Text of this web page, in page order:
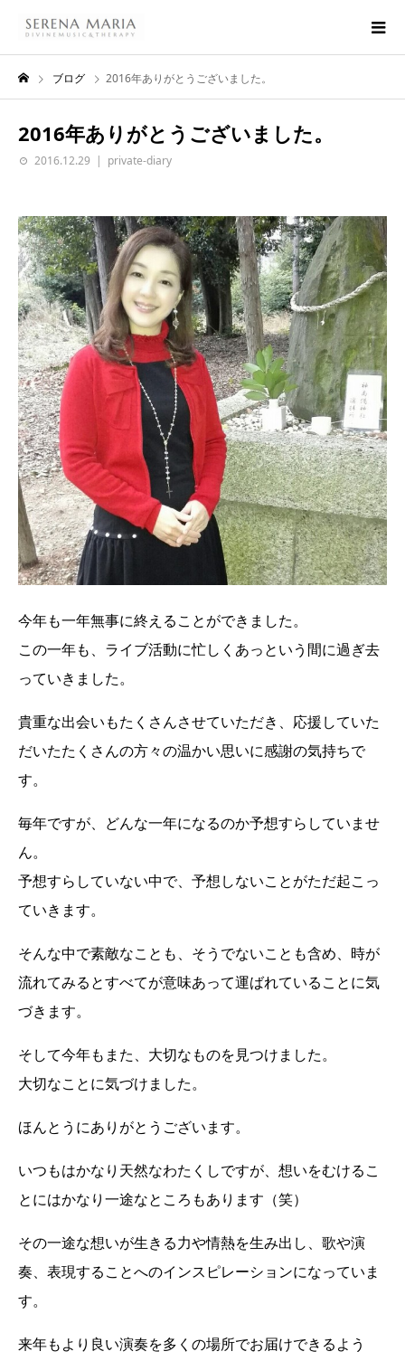
ブログ 2016年ありがとうございました。
2016年ありがとうございました。
2016.12.29 private-diary
今年も一年無事に終えることができました。
この一年も、ライブ活動に忙しくあっという間に過ぎ去
っていきました。
貴重な出会いもたくさんさせていただき、応援していた
だいたたくさんの方々の温かい思いに感謝の気持ちで
す。
毎年ですが、どんな一年になるのか予想すらしていませ
ん。
予想すらしていない中で、予想しないことがただ起こっ
ていきます。
そんな中で素敵なことも、そうでないことも含め、時が
流れてみるとすべてが意味あって運ばれていることに気
づきます。
そして今年もまた、大切なものを見つけました。
大切なことに気づけました。
ほんとうにありがとうございます。
いつもはかなり天然なわたくしですが、想いをむけるこ
とにはかなり一途なところもあります（笑）
その一途な想いが生きる力や情熱を生み出し、歌や演
奏、表現することへのインスピレーションになっていま
す。
来年もより良い演奏を多くの場所でお届けできるよう